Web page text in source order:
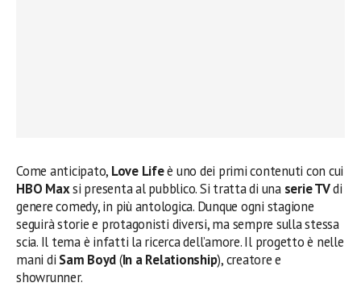
Come anticipato, Love Lifeè uno dei primi contenuti con cui
HBO Maxsi presenta al pubblico. Si tratta di una serie TVdi
genere comedy, in più antologica. Dunque ogni stagione
seguirà storie e protagonisti diversi, ma sempre sulla stessa
scia. Il tema è infatti la ricerca dell’amore. Il progetto è nelle
mani di Sam Boyd(In a Relationship), creatore e
showrunner.